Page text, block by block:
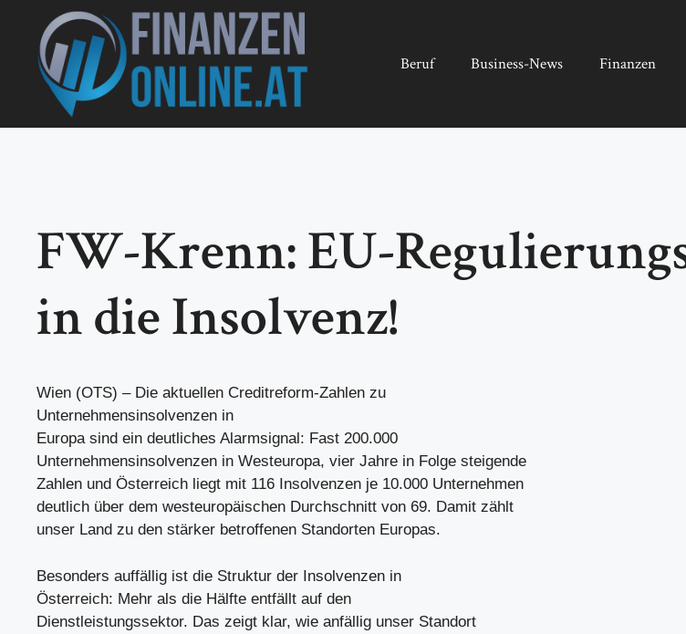
springen
Beruf Business-News Finanzen
FW-Krenn: EU-
in die Insolvenz!
Wien (OTS) – Die aktuellen Creditreform-Zahlen zu
Unternehmensinsolvenzen in
Europa sind ein deutliches Alarmsignal: Fast 200.000
Unternehmensinsolvenzen in Westeuropa, vier Jahre in Folge steigende
Zahlen und Österreich liegt mit 116 Insolvenzen je 10.000 Unternehmen
deutlich über dem westeuropäischen Durchschnitt von 69. Damit zählt
unser Land zu den stärker betroffenen Standorten Europas.
Besonders auffällig ist die Struktur der Insolvenzen in
Österreich: Mehr als die Hälfte entfällt auf den
Dienstleistungssektor. Das zeigt klar, wie anfällig unser Standort